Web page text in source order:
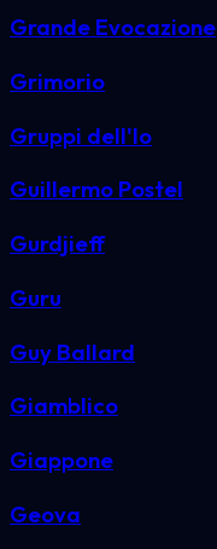
Grande Evocazione
Grimorio
Gruppi dell'Io
Guillermo Postel
Gurdjieff
Guru
Guy Ballard
Giamblico
Giappone
Geova